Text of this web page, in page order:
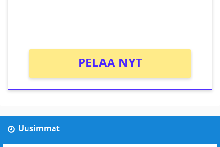
PELAA NYT
Uusimmat